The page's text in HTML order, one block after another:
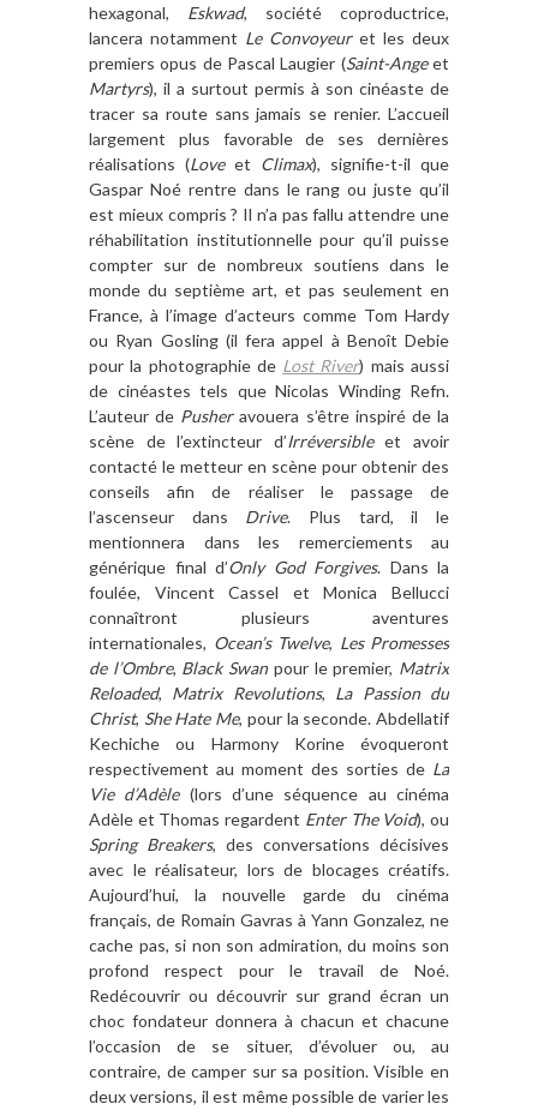
hexagonal, Eskwad, société coproductrice,
lancera notamment Le Convoyeuret les deux
premiers opus de Pascal Laugier (Saint-Angeet
Martyrs), il a surtout permis à son cinéaste de
tracer sa route sans jamais se renier. L’accueil
largement plus favorable de ses dernières
réalisations (Loveet Climax), signifie-t-il que
Gaspar Noé rentre dans le rang ou juste qu’il
est mieux compris ? Il n’a pas fallu attendre une
réhabilitation institutionnelle pour qu’il puisse
compter sur de nombreux soutiens dans le
monde du septième art, et pas seulement en
France, à l’image d’acteurs comme Tom Hardy
ou Ryan Gosling (il fera appel à Benoît Debie
pour la photographie de Lost River) mais aussi
de cinéastes tels que Nicolas Winding Refn.
L’auteur de Pusheravouera s’être inspiré de la
scène de l’extincteur d’Irréversibleet avoir
contacté le metteur en scène pour obtenir des
conseils afin de réaliser le passage de
l’ascenseur dans Drive. Plus tard, il le
mentionnera dans les remerciements au
générique final d’Only God Forgives. Dans la
foulée, Vincent Cassel et Monica Bellucci
connaîtront plusieurs aventures
internationales, Ocean’s Twelve, Les Promesses
de l’Ombre, Black Swanpour le premier, Matrix
Reloaded, Matrix Revolutions, La Passion du
Christ, She Hate Me, pour la seconde. Abdellatif
Kechiche ou Harmony Korine évoqueront
respectivement au moment des sorties de La
Vie d’Adèle(lors d’une séquence au cinéma
Adèle et Thomas regardent Enter The Void), ou
Spring Breakers, des conversations décisives
avec le réalisateur, lors de blocages créatifs.
Aujourd’hui, la nouvelle garde du cinéma
français, de Romain Gavras à Yann Gonzalez, ne
cache pas, si non son admiration, du moins son
profond respect pour le travail de Noé.
Redécouvrir ou découvrir sur grand écran un
choc fondateur donnera à chacun et chacune
l’occasion de se situer, d’évoluer ou, au
contraire, de camper sur sa position. Visible en
deux versions, il est même possible de varier les